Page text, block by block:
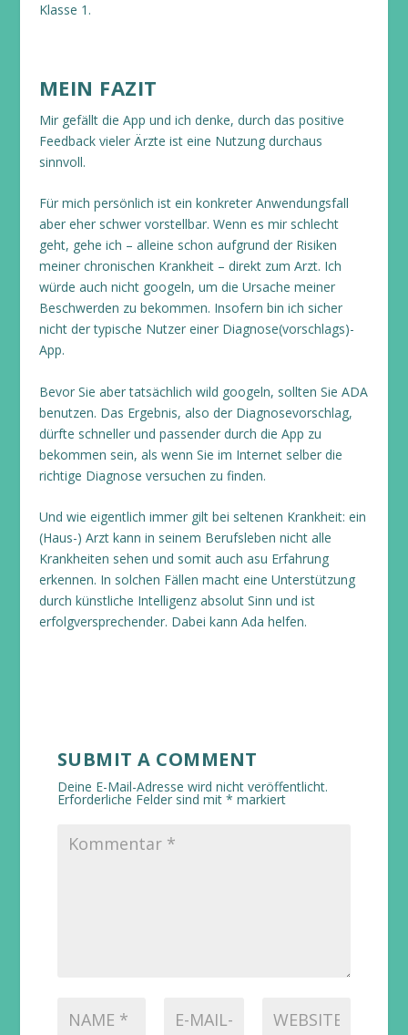
Klasse 1.
MEIN FAZIT
Mir gefällt die App und ich denke, durch das positive
Feedback vieler Ärzte ist eine Nutzung durchaus
sinnvoll.
Für mich persönlich ist ein konkreter Anwendungsfall
aber eher schwer vorstellbar. Wenn es mir schlecht
geht, gehe ich – alleine schon aufgrund der Risiken
meiner chronischen Krankheit – direkt zum Arzt. Ich
würde auch nicht googeln, um die Ursache meiner
Beschwerden zu bekommen. Insofern bin ich sicher
nicht der typische Nutzer einer Diagnose(vorschlags)-
App.
Bevor Sie aber tatsächlich wild googeln, sollten Sie ADA
benutzen. Das Ergebnis, also der Diagnosevorschlag,
dürfte schneller und passender durch die App zu
bekommen sein, als wenn Sie im Internet selber die
richtige Diagnose versuchen zu finden.
Und wie eigentlich immer gilt bei seltenen Krankheit: ein
(Haus-) Arzt kann in seinem Berufsleben nicht alle
Krankheiten sehen und somit auch asu Erfahrung
erkennen. In solchen Fällen macht eine Unterstützung
durch künstliche Intelligenz absolut Sinn und ist
erfolgversprechender. Dabei kann Ada helfen.
SUBMIT A COMMENT
Deine E-Mail-Adresse wird nicht veröffentlicht.
Erforderliche Felder sind mit * markiert